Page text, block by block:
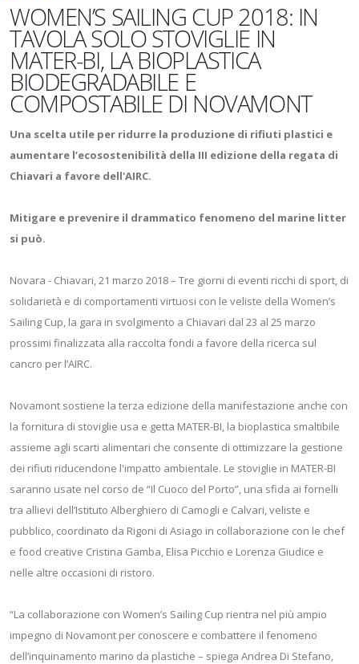
WOMEN’S SAILING CUP 2018: IN
TAVOLA SOLO STOVIGLIE IN
MATER-BI, LA BIOPLASTICA
BIODEGRADABILE E
COMPOSTABILE DI NOVAMONT
Una scelta utile per ridurre la produzione di rifiuti plastici e
aumentare l’ecosostenibilità della III edizione della regata di
Chiavari a favore dell'AIRC.
Mitigare e prevenire il drammatico fenomeno del marine litter
si può.
Novara - Chiavari, 21 marzo 2018 – Tre giorni di eventi ricchi di sport, di
solidarietà e di comportamenti virtuosi con le veliste della Women’s
Sailing Cup, la gara in svolgimento a Chiavari dal 23 al 25 marzo
prossimi finalizzata alla raccolta fondi a favore della ricerca sul
cancro per l’AIRC.
Novamont sostiene la terza edizione della manifestazione anche con
la fornitura di stoviglie usa e getta MATER-BI, la bioplastica smaltibile
assieme agli scarti alimentari che consente di ottimizzare la gestione
dei rifiuti riducendone l'impatto ambientale. Le stoviglie in MATER-BI
saranno usate nel corso de “Il Cuoco del Porto”, una sfida ai fornelli
tra allievi dell’Istituto Alberghiero di Camogli e Calvari, veliste e
pubblico, coordinato da Rigoni di Asiago in collaborazione con le chef
e food creative Cristina Gamba, Elisa Picchio e Lorenza Giudice e
nelle altre occasioni di ristoro.
“La collaborazione con Women’s Sailing Cup rientra nel più ampio
impegno di Novamont per conoscere e combattere il fenomeno
dell’inquinamento marino da plastiche – spiega Andrea Di Stefano,